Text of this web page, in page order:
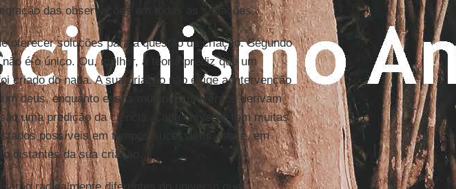
das observações em todas as situações.
oferecer soluções para a questão da criação. Segundo
é o único. Ou, melhor, a teoria prediz que um
criado do nada. A sua criação não exige a intervenção
um deus, enquanto esses múltiplos universos derivam
uma predição da ciência. Cada universo tem muitas
possíveis em tempos sucessivos, isto é, em
distantes da sua criação.